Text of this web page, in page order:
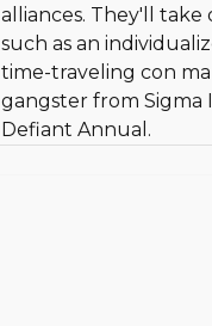
alliances. They'll take
such as an
time-traveling con
gangster from Sigma
Defiant Annual.